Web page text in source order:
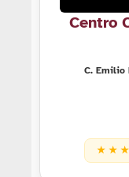
Centro
C. Emilio
★ ★